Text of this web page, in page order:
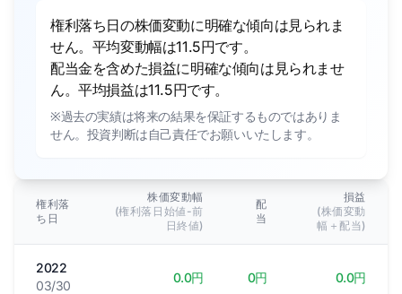
権利落ち日の株価変動に明確な傾向は見られま
せん。平均変動幅は11.5円です。
配当金を含めた損益に明確な傾向は見られませ
ん。平均損益は11.5円です。
※過去の実績は将来の結果を保証するものではありま
せん。投資判断は自己責任でお願いいたします。
権利落
ち日
株価変動幅
(権利落日始値-前
日終値)
配
当
損益
(株価変動
幅＋配当)
2022
03/30
0.0円 0円 0.0円